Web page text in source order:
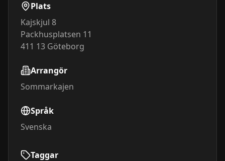
Plats
Kajskjul 8
Packhusplatsen 11
411 13 Göteborg
Arrangör
Sommarkajen
Språk
Svenska
Taggar